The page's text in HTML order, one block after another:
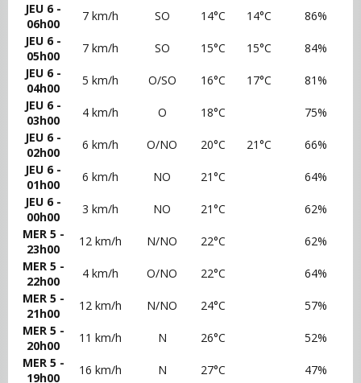
JEU 6 -
06h00
7 km/h SO 14°C 14°C
86%
JEU 6 -
05h00
7 km/h SO 15°C 15°C
84%
JEU 6 -
04h00
5 km/h O/SO 16°C 17°C
81%
JEU 6 -
03h00
4 km/h O 18°C
75%
JEU 6 -
02h00
6 km/h O/NO 20°C 21°C
66%
JEU 6 -
01h00
6 km/h NO 21°C
64%
JEU 6 -
00h00
3 km/h NO 21°C
62%
MER 5 -
23h00
12 km/h N/NO 22°C
62%
MER 5 -
22h00
4 km/h O/NO 22°C
64%
MER 5 -
21h00
12 km/h N/NO 24°C
57%
MER 5 -
20h00
11 km/h N 26°C
52%
MER 5 -
19h00
16 km/h N 27°C 47%